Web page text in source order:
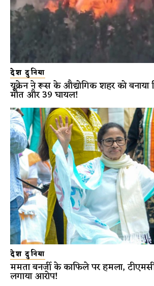
देश दुनिया
यूक्रेन ने रूस के औद्योगिक शहर को बनाया
मौत और 39 घायल!
देश दुनिया
ममता बनर्जी के काफिले पर हमला,
लगाया आरोप!